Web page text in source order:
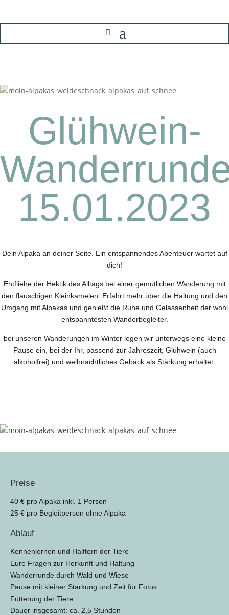
Glühwein-
15.01.2023
Dein Alpaka an deiner Seite. Ein entspannendes Abenteuer wartet auf
dich!
Entfliehe der Hektik des Alltags bei einer gemütlichen Wanderung mit
den flauschigen Kleinkamelen. Erfahrt mehr über die Haltung und den
Umgang mit Alpakas und genießt die Ruhe und Gelassenheit der wohl
entspanntesten Wanderbegleiter.
bei unseren Wanderungen im Winter legen wir unterwegs eine kleine
Pause ein, bei der Ihr, passend zur Jahreszeit, Glühwein (auch
alkoholfrei) und weihnachtliches Gebäck als Stärkung erhaltet.
Preise
40 € pro Alpaka inkl. 1 Person
25 € pro Begleitperson ohne Alpaka
Ablauf
Kennenlernen und Halftern der Tiere
Eure Fragen zur Herkunft und Haltung
Wanderrunde durch Wald und Wiese
Pause mit kleiner Stärkung und Zeit für Fotos
Fütterung der Tiere
Dauer insgesamt: ca. 2,5 Stunden